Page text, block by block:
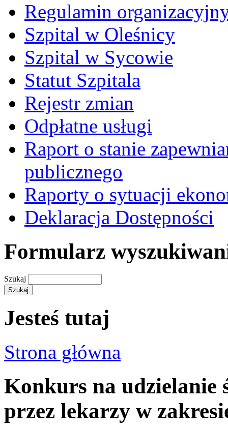
Regulamin
Szpital w Oleśnicy
Szpital w Sycowie
Statut Szpitala
Rejestr zmian
Odpłatne usługi
Raport o stanie
publicznego
Raporty o sytuacji
Deklaracja Dostępności
Formularz
Szukaj
Jesteś tutaj
Strona główna
Konkurs na udzielanie
przez lekarzy w